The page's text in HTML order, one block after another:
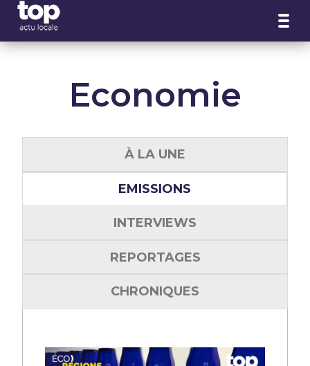
Economie
À LA UNE
EMISSIONS
INTERVIEWS
REPORTAGES
CHRONIQUES
Panneau de gestion des cookies